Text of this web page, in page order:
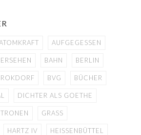
AUFGEGESSEN
BAHN BERLIN
BVG BÜCHER
DICHTER ALS GOETHE
GRASS
HARTZ IV HEISSENBÜTTEL